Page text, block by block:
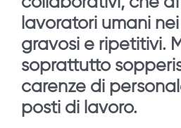
lavoratori umani
gravosi e ripetitivi.
soprattutto
carenze di
posti di lavoro.